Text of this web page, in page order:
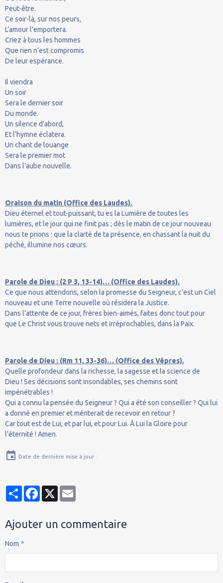
Peut-être.
Ce soir-là, sur nos peurs,
L’amour l’emportera.
Criez à tous les hommes
Que rien n’est compromis
De leur espérance.
Il viendra
Un soir
Sera le dernier soir
Du monde.
Un silence d’abord,
Et l’hymne éclatera.
Un chant de louange
Sera le premier mot
Dans l’aube nouvelle.
Oraison du matin (Office des Laudes).
Dieu éternel et tout-puissant, tu es la Lumière de toutes les
lumières, et le jour qui ne finit pas ; dès le matin de ce jour nouveau
nous te prions : que la clarté de ta présence, en chassant la nuit du
péché, illumine nos cœurs.
Parole de Dieu : (2 P 3, 13-14)… (Office des Laudes).
Ce que nous attendons, selon la promesse du Seigneur, c’est un Ciel
nouveau et une Terre nouvelle où résidera la Justice.
Dans l’attente de ce jour, frères bien-aimés, faites donc tout pour
que Le Christ vous trouve nets et irréprochables, dans la Paix.
Parole de Dieu : (Rm 11, 33-36)… (Office des Vêpres).
Quelle profondeur dans la richesse, la sagesse et la science de
Dieu ! Ses décisions sont insondables, ses chemins sont
impénétrables !
Qui a connu la pensée du Seigneur ? Qui a été son conseiller ? Qui lui
a donné en premier et mériterait de recevoir en retour ?
Car tout est de Lui, et par lui, et pour Lui. À Lui la Gloire pour
l’éternité ! Amen.
Date de dernière mise à jour :
PartagerFacebook
X
Ajouter un commentaire
Nom